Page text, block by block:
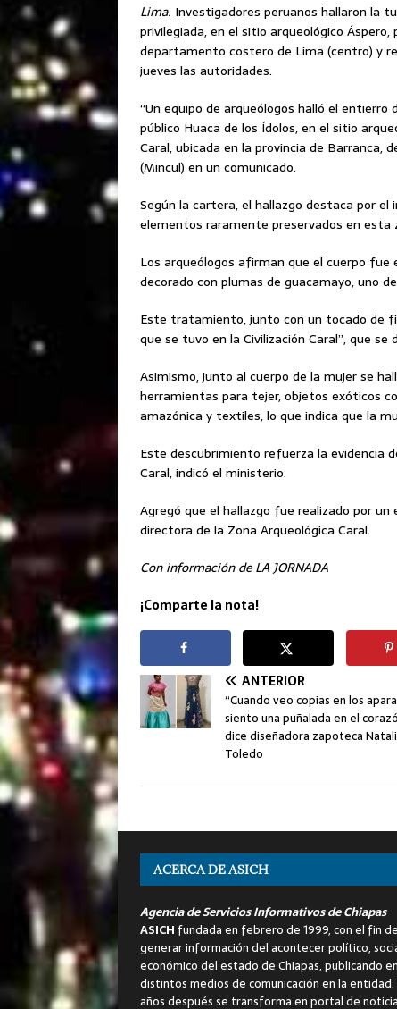
Lima. Investigadores peruanos hallaron la
privilegiada, en el sitio arqueológico
departamento costero de Lima (centro) y
jueves las autoridades.
“Un equipo de arqueólogos halló el
público Huaca de los Ídolos, en el sitio
Caral, ubicada en la provincia de
(Mincul) en un comunicado​​​.
Según la cartera, el hallazgo destaca por el
elementos raramente preservados en esta
Los arqueólogos afirman que el cuerpo
decorado con plumas de guacamayo, uno
Este tratamiento, junto con un tocado de
que se tuvo en la Civilización Caral”, que
Asimismo, junto al cuerpo de la mujer se
herramientas para tejer, objetos exóticos
amazónica y textiles, lo que indica que la
Este descubrimiento refuerza la evidencia
Caral, indicó el ministerio.
Agregó que el hallazgo fue realizado por
directora de la Zona Arqueológica Caral.
Con información de LA JORNADA
¡Comparte la nota!
ANTERIOR
“Cuando veo copias en los
siento una puñalada en el
dice diseñadora zapoteca
Toledo
ACERCA DE ASICH
Agencia de Servicios Informativos de Chiapas
ASICH fundada en febrero de 1999, con el fin de
generar información del acontecer político,
económico del estado de Chiapas, publicando
distintos medios de comunicación en la entidad.
años después se transforma en portal de